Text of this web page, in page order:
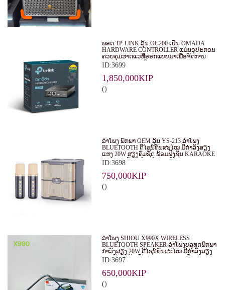
ພອດ TP-LINK ລຸ້ນ OC200 ເປັນ OMADA
HARDWARE CONTROLLER ແມ່ນອຸປະກອນ
ຄວບຄຸມຮາດແວທີ່ອອກແບບມາເພື່ອຈັດການ
ແລະ ຄວບຄຸມລະບົບ WI-FI ຂອງ OMADA
EAPS ໃນຮູບແບບສູນກາງ. ເໝາະສຳລັບ
ທຸລະກິດ, ຮ້ານອາຫານ, ໂຮງແຮມ ແລະ ອົງການ
ຕ່າງໆ.
ID:3699
1,850,000KIP
()
ລຳໂພງ ພົກພາ OEM ລຸ້ນ YS-213 ລຳໂພງ
BLUETOOTH ດີໄຊນ໌ທັນສະໄໝ ມີກຳລັງສຽງ
ແຮງ 20W ສຽງຄົມຊັດ ພ້ອມຟັງຊັນ KARAOKE
ແລະ ຮອງຮັບໄມໂຄຣໂຟນ 2 ອັນ
ID:3698
750,000KIP
()
ລຳໂພງ SHIOU X990X WIRELESS
BLUETOOTH SPEAKER ລຳໂພງບລູທູດພົກພາ
ກຳລັງສຽງ 20W ດີໄຊນ໌ທັນສະໄໝ ມີກຳລັງສຽງ
ແຮງດັງຄົມຊັດ ມີໄຟ RGB LIGHT ເພີ່ມ
ບັນຍາກາດໃນທຸກງານ
ID:3697
650,000KIP
()